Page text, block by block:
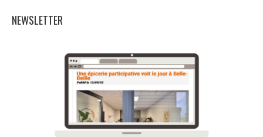
NEWSLETTER